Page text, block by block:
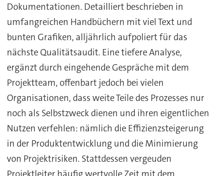
Dokumentationen. Detailliert beschrieben in
umfangreichen Handbüchern mit viel Text und
bunten Grafiken, alljährlich aufpoliert für das
nächste Qualitätsaudit. Eine tiefere Analyse,
ergänzt durch eingehende Gespräche mit dem
Projektteam, offenbart jedoch bei vielen
Organisationen, dass weite Teile des Prozesses nur
noch als Selbstzweck dienen und ihren eigentlichen
Nutzen verfehlen: nämlich die Effizienzsteigerung
in der Produktentwicklung und die Minimierung
von Projektrisiken. Stattdessen vergeuden